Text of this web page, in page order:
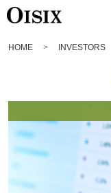
HOME INVESTORS